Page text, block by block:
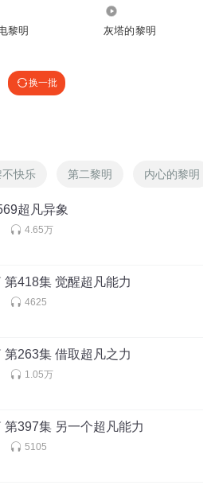
黎明 灰塔的黎明
换一批
快乐 第二黎明 内心的黎明
超凡异象
4.65万
第418集 觉醒超凡能力
4625
第263集 借取超凡之力
1.05万
第397集 另一个超凡能力
5105